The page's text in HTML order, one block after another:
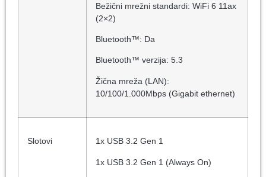
Bežični mrežni standardi: WiFi 6 11ax
(2×2)
Bluetooth™: Da
Bluetooth™ verzija: 5.3
Žična mreža (LAN):
10/100/1.000Mbps (Gigabit ethernet)
Slotovi 1x USB 3.2 Gen 1
1x USB 3.2 Gen 1 (Always On)